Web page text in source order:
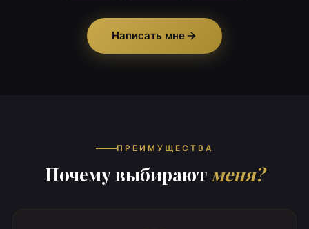
Написать мне
ПРЕИМУЩЕСТВА
Почему выбираютменя?